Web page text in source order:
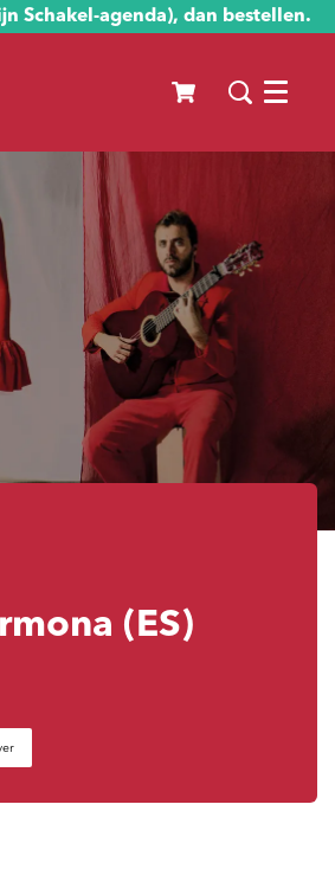
Schakel-agenda), dan bestellen.
Menu
(ES)